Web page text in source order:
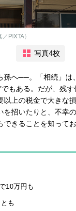
PIXTA）
写真4枚
孫へ──。「相続」は
もある。だが、残
上の税金で大きな
を招いたりと、不幸
きることを知って
10万円も
も